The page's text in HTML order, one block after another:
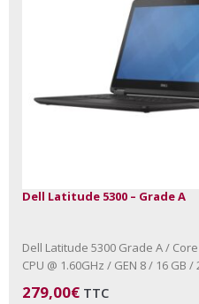
Dell Latitude 5300 – Grade A
Dell Latitude 5300 Grade A /
279,00€ TTC